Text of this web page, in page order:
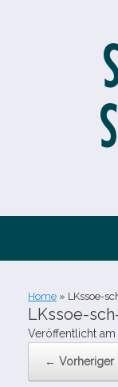
Home » LKssoe-​
LKssoe-​
Veröffentlicht am
← Vorheriger